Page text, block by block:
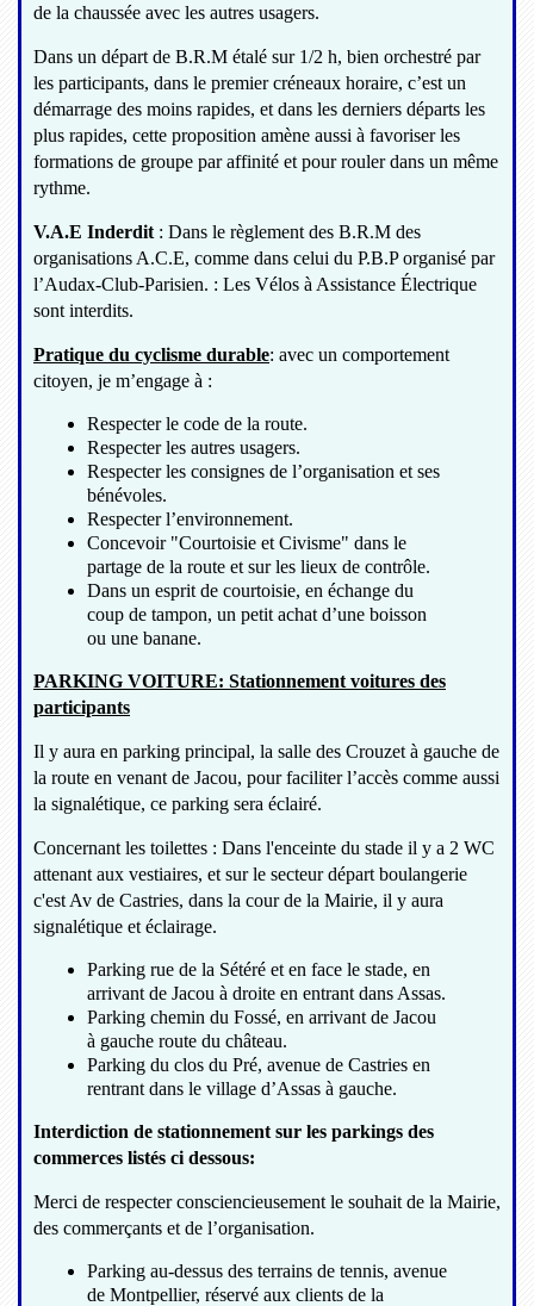
de la chaussée avec les autres usagers.
Dans un départ de B.R.M étalé sur 1/2 h, bien orchestré par
les participants, dans le premier créneaux horaire, c’est un
démarrage des moins rapides, et dans les derniers départs les
plus rapides, cette proposition amène aussi à favoriser les
formations de groupe par affinité et pour rouler dans un même
rythme.
V.A.E Inderdit : Dans le règlement des B.R.M des
organisations A.C.E, comme dans celui du P.B.P organisé par
l’Audax-Club-Parisien. : Les Vélos à Assistance Électrique
sont interdits.
Pratique du cyclisme durable: avec un comportement
citoyen, je m’engage à :
Respecter le code de la route.
Respecter les autres usagers.
Respecter les consignes de l’organisation et ses
bénévoles.
Respecter l’environnement.
Concevoir "Courtoisie et Civisme" dans le
partage de la route et sur les lieux de contrôle.
Dans un esprit de courtoisie, en échange du
coup de tampon, un petit achat d’une boisson
ou une banane.
PARKING VOITURE: Stationnement voitures des
participants
Il y aura en parking principal, la salle des Crouzet à gauche de
la route en venant de Jacou, pour faciliter l’accès comme aussi
la signalétique, ce parking sera éclairé.
Concernant les toilettes : Dans l'enceinte du stade il y a 2 WC
attenant aux vestiaires, et sur le secteur départ boulangerie
c'est Av de Castries, dans la cour de la Mairie, il y aura
signalétique et éclairage.
Parking rue de la Sétéré et en face le stade, en
arrivant de Jacou à droite en entrant dans Assas.
Parking chemin du Fossé, en arrivant de Jacou
à gauche route du château.
Parking du clos du Pré, avenue de Castries en
rentrant dans le village d’Assas à gauche.
Interdiction de stationnement sur les parkings des
commerces listés ci dessous:
Merci de respecter consciencieusement le souhait de la Mairie,
des commerçants et de l’organisation.
Parking au-dessus des terrains de tennis, avenue
de Montpellier, réservé aux clients de la